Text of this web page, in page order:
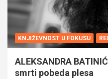
KNJIŽEVNOST U FOKUSU
ALEKSANDRA
smrti pobeda plesa